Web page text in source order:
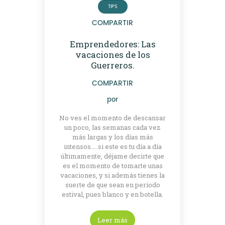
TIPS
COMPARTIR
Emprendedores: Las
vacaciones de los
Guerreros.
COMPARTIR
por
No ves el momento de descansar
un poco, las semanas cada vez
más largas y los días más
intensos…..si este es tu día a día
últimamente, déjame decirte que
es el momento de tomarte unas
vacaciones, y si además tienes la
suerte de que sean en período
estival, pues blanco y en botella.
Leer más